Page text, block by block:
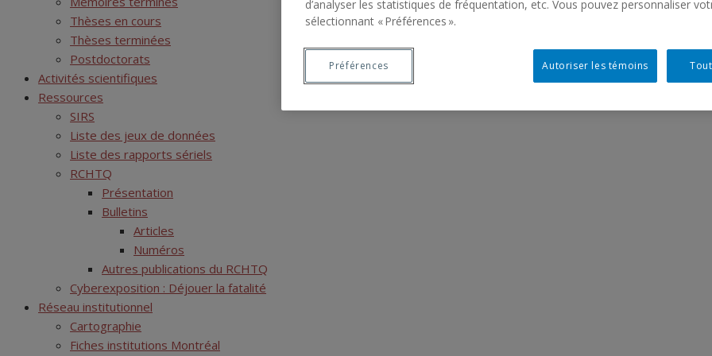
Thèses en cours
Thèses terminées
Postdoctorats
Activités scientifiques
Ressources
SIRS
Liste des jeux de données
Liste des rapports sériels
RCHTQ
Présentation
Bulletins
Articles
Numéros
Autres publications du RCHTQ
Cyberexposition : Déjouer la fatalité
Réseau institutionnel
Cartographie
Fiches institutions Montréal
d’analyser les statistiques de fréquentation, etc. Vous pouvez personnaliser
sélectionnant « Préférences ».
Autoriser les témoins
Préférences